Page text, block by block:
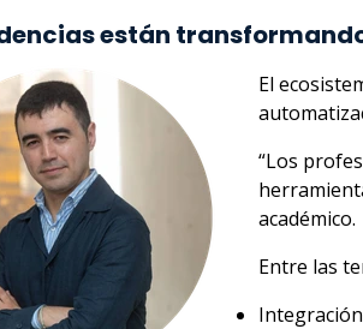
están
El
“Los
académico.
Entre las